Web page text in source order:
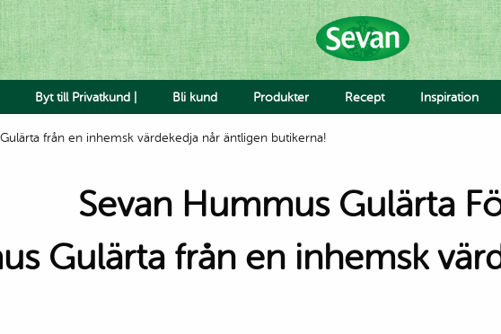
Byt till Privatkund | Bli kund Produkter
Röror
Falafel & Burgare
Smaksättning
Deg
Recept Inspiration
från en inhemsk värdekedja når äntligen butikerna!
Gulärta från en inhemsk